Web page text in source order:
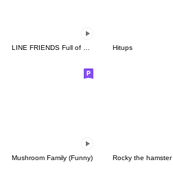
Hitups
Mushroom Family (Funny) Rocky the hamster